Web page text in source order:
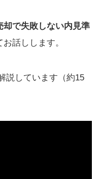
却で失敗しない内見準
お話しします。
説しています（約15